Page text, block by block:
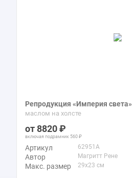
Репродукция «Империя света»
маслом на холсте
8820
включая подрамник 560
Артикул 62951A
Автор Магритт Рене
Макс. размер 29x23 см